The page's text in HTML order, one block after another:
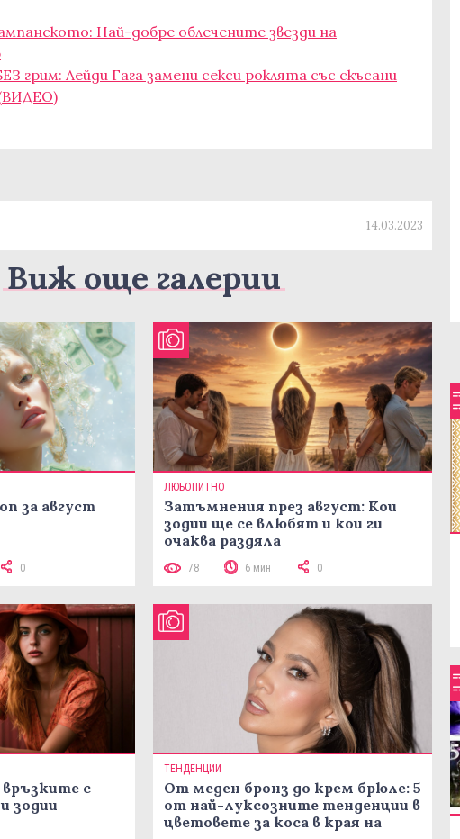
Най-добре облечените звезди на
грим: Лейди Гага замени секси роклята със скъсани
14.03.2023
Виж още галерии
за август
0
ЛЮБОПИТНО
Затъмнения през август: Кои
зодии ще се влюбят и кои ги
очаква раздяла
78 6 мин 0
с
зодии
ТЕНДЕНЦИИ
От меден бронз до крем брюле: 5
от най-луксозните тенденции в
цветовете за коса в края на